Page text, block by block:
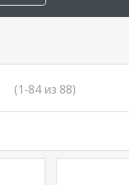
(1-84 из 88)